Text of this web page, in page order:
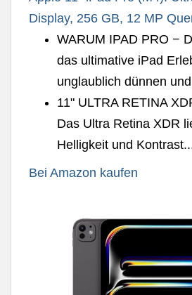
Display, 256 GB, 12 MP
WARUM IPAD PRO −
das ultimative iPad
unglaublich dünnen
11" ULTRA RETINA
Das Ultra Retina XDR
Helligkeit und
Bei Amazon kaufen